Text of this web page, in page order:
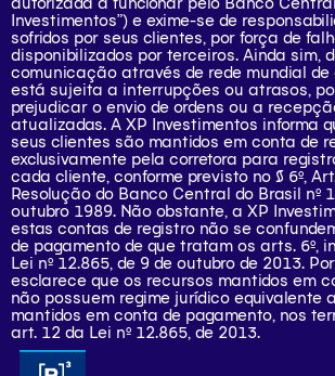
Investimentos”) e exime-se de
sofridos por seus clientes, por força de
disponibilizados por terceiros. Ainda sim,
comunicação através de rede mundial de
está sujeita a interrupções ou atrasos,
prejudicar o envio de ordens ou a
atualizadas. A XP Investimentos informa
seus clientes são mantidos em conta de
exclusivamente pela corretora para
cada cliente, conforme previsto no § 6º,
Resolução do Banco Central do Brasil nº
outubro 1989. Não obstante, a XP
estas contas de registro não se
de pagamento de que tratam os arts. 6º,
Lei nº 12.865, de 9 de outubro de 2013.
esclarece que os recursos mantidos em
não possuem regime jurídico equivalente
mantidos em conta de pagamento, nos
art. 12 da Lei nº 12.865, de 2013.